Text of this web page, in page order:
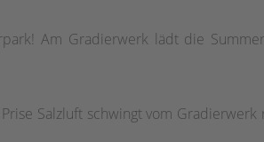
Am Gradierwerk lädt die
Salzluft schwingt vom Gradierwerk